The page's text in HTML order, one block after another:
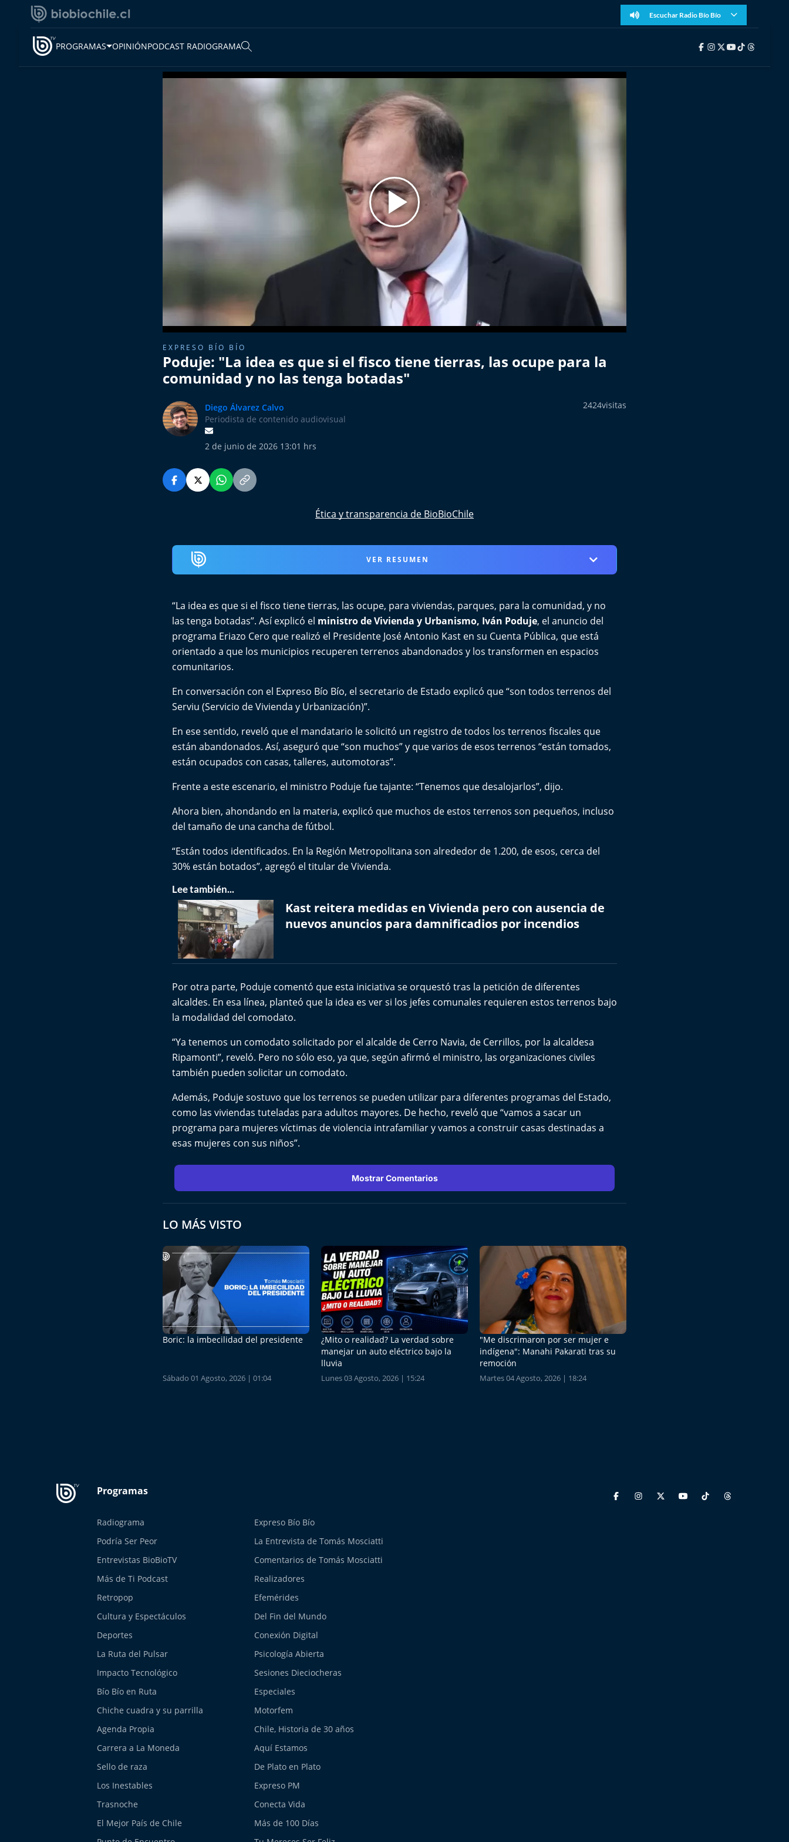
Escuchar Radio Bío Bío
PROGRAMAS OPINIÓNPODCAST RADIOGRAMA
EXPRESO BÍO BÍO
Poduje: "La idea es que si el fisco tiene tierras, las ocupe para la
comunidad y no las tenga botadas"
Diego Álvarez Calvo
Periodista de contenido audiovisual
2 de junio de 2026 13:01 hrs
2424visitas
Ética y transparencia de BioBioChile
VER RESUMEN
“La idea es que si el fisco tiene tierras, las ocupe, para viviendas, parques, para la comunidad, y no
las tenga botadas”. Así explicó el ministro de Vivienda y Urbanismo, Iván Poduje, el anuncio del
programa Eriazo Cero que realizó el Presidente José Antonio Kast en su Cuenta Pública, que está
orientado a que los municipios recuperen terrenos abandonados y los transformen en espacios
comunitarios.
En conversación con el Expreso Bío Bío, el secretario de Estado explicó que “son todos terrenos del
Serviu (Servicio de Vivienda y Urbanización)”.
En ese sentido, reveló que el mandatario le solicitó un registro de todos los terrenos fiscales que
están abandonados. Así, aseguró que “son muchos” y que varios de esos terrenos “están tomados,
están ocupados con casas, talleres, automotoras”.
Frente a este escenario, el ministro Poduje fue tajante: “Tenemos que desalojarlos”, dijo.
Ahora bien, ahondando en la materia, explicó que muchos de estos terrenos son pequeños, incluso
del tamaño de una cancha de fútbol.
“Están todos identificados. En la Región Metropolitana son alrededor de 1.200, de esos, cerca del
30% están botados”, agregó el titular de Vivienda.
Lee también...
Kast reitera medidas en Vivienda pero con ausencia de
nuevos anuncios para damnificadios por incendios
Por otra parte, Poduje comentó que esta iniciativa se orquestó tras la petición de diferentes
alcaldes. En esa línea, planteó que la idea es ver si los jefes comunales requieren estos terrenos bajo
la modalidad del comodato.
“Ya tenemos un comodato solicitado por el alcalde de Cerro Navia, de Cerrillos, por la alcaldesa
Ripamonti”, reveló. Pero no sólo eso, ya que, según afirmó el ministro, las organizaciones civiles
también pueden solicitar un comodato.
Además, Poduje sostuvo que los terrenos se pueden utilizar para diferentes programas del Estado,
como las viviendas tuteladas para adultos mayores. De hecho, reveló que “vamos a sacar un
programa para mujeres víctimas de violencia intrafamiliar y vamos a construir casas destinadas a
esas mujeres con sus niños”.
Mostrar Comentarios
LO MÁS VISTO
Boric: la imbecilidad del presidente
Sábado 01 Agosto, 2026 | 01:04
¿Mito o realidad? La verdad sobre
manejar un auto eléctrico bajo la
lluvia
Lunes 03 Agosto, 2026 | 15:24
"Me discrimaron por ser mujer e
indígena": Manahi Pakarati tras su
remoción
Martes 04 Agosto, 2026 | 18:24
Radiograma
Expreso Bío Bío
Podría Ser Peor
La Entrevista de Tomás Mosciatti
Entrevistas BioBioTV
Comentarios de Tomás Mosciatti
Más de Ti Podcast
Realizadores
Retropop
Efemérides
Cultura y Espectáculos
Del Fin del Mundo
Deportes
Conexión Digital
La Ruta del Pulsar
Psicología Abierta
Impacto Tecnológico
Sesiones Dieciocheras
Bío Bío en Ruta
Especiales
Chiche cuadra y su parrilla
Motorfem
Agenda Propia
Chile, Historia de 30 años
Carrera a La Moneda
Aquí Estamos
Sello de raza
De Plato en Plato
Los Inestables
Expreso PM
Trasnoche
Conecta Vida
El Mejor País de Chile
Más de 100 Días